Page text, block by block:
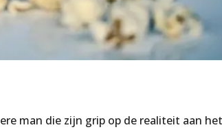
man die zijn grip op de realiteit aan het